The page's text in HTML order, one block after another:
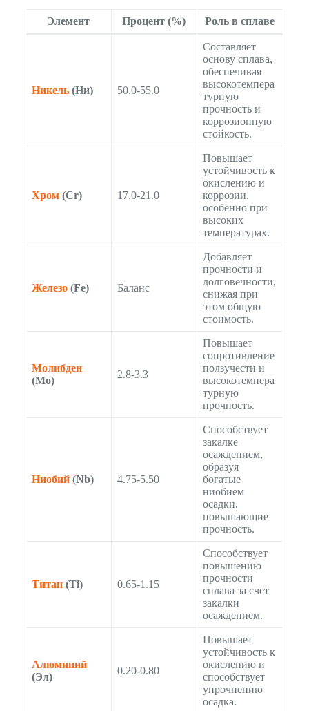
Элемент Процент (%) Роль в сплаве
Никель(Ни) 50.0-55.0
Составляет
основу сплава,
обеспечивая
высокотемпера
турную
прочность и
коррозионную
стойкость.
Хром(Cr) 17.0-21.0
Повышает
устойчивость к
окислению и
коррозии,
особенно при
высоких
температурах.
Железо(Fe) Баланс
Добавляет
прочности и
долговечности,
снижая при
этом общую
стоимость.
Молибден
(Mo)
2.8-3.3
Повышает
сопротивление
ползучести и
высокотемпера
турную
прочность.
Ниобий(Nb) 4.75-5.50
Способствует
закалке
осаждением,
образуя
богатые
ниобием
осадки,
повышающие
прочность.
Титан(Ti) 0.65-1.15
Способствует
повышению
прочности
сплава за счет
закалки
осаждением.
Алюминий
(Эл)
0.20-0.80
Повышает
устойчивость к
окислению и
способствует
упрочнению
осадка.